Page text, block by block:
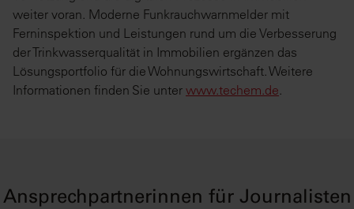
weiter voran. Moderne Funkrauchwarnmelder mit
Ferninspektion und Leistungen rund um die Verbesserung
der Trinkwasserqualität in Immobilien ergänzen das
Lösungsportfolio für die Wohnungswirtschaft. Weitere
Informationen finden Sie unter www.techem.de
Ansprechpartnerinnen für Journalisten